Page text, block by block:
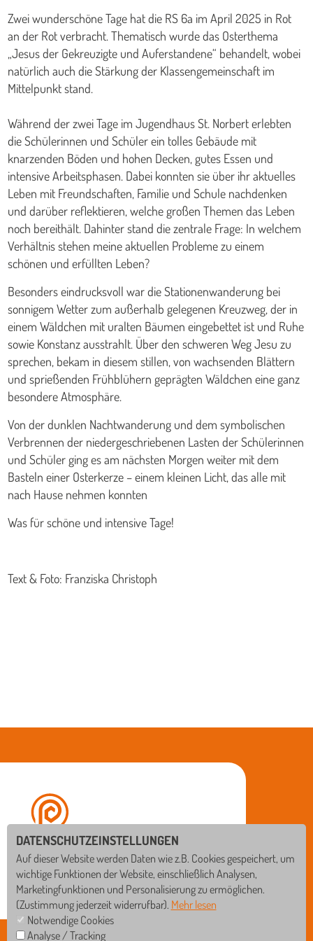
Zwei wunderschöne Tage hat die RS 6a im April 2025 in Rot
an der Rot verbracht. Thematisch wurde das Osterthema
„Jesus der Gekreuzigte und Auferstandene“ behandelt, wobei
natürlich auch die Stärkung der Klassengemeinschaft im
Mittelpunkt stand.
Während der zwei Tage im Jugendhaus St. Norbert erlebten
die Schülerinnen und Schüler ein tolles Gebäude mit
knarzenden Böden und hohen Decken, gutes Essen und
intensive Arbeitsphasen. Dabei konnten sie über ihr aktuelles
Leben mit Freundschaften, Familie und Schule nachdenken
und darüber reflektieren, welche großen Themen das Leben
noch bereithält. Dahinter stand die zentrale Frage: In welchem
Verhältnis stehen meine aktuellen Probleme zu einem
schönen und erfüllten Leben?
Besonders eindrucksvoll war die Stationenwanderung bei
sonnigem Wetter zum außerhalb gelegenen Kreuzweg, der in
einem Wäldchen mit uralten Bäumen eingebettet ist und Ruhe
sowie Konstanz ausstrahlt. Über den schweren Weg Jesu zu
sprechen, bekam in diesem stillen, von wachsenden Blättern
und sprießenden Frühblühern geprägten Wäldchen eine ganz
besondere Atmosphäre.
Von der dunklen Nachtwanderung und dem symbolischen
Verbrennen der niedergeschriebenen Lasten der Schülerinnen
und Schüler ging es am nächsten Morgen weiter mit dem
Basteln einer Osterkerze – einem kleinen Licht, das alle mit
nach Hause nehmen konnten
Was für schöne und intensive Tage!
Text & Foto: Franziska Christoph
DATENSCHUTZEINSTELLUNGEN
Auf dieser Website werden Daten wie z.B. Cookies gespeichert, um
wichtige Funktionen der Website, einschließlich Analysen,
Marketingfunktionen und Personalisierung zu ermöglichen.
(Zustimmung jederzeit widerrufbar). Mehr lesen
Notwendige Cookies
Analyse / Tracking